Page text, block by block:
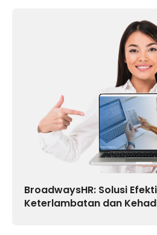
BroadwaysHR: Solusi
Keterlambatan dan